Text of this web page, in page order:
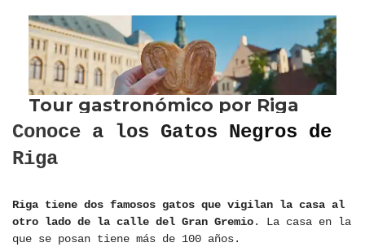
Conoce a los Gatos Negros de
Riga
Riga tiene dos famosos gatos que vigilan la casa al
otro lado de la calle del Gran Gremio. La casa en la
que se posan tiene más de 100 años.